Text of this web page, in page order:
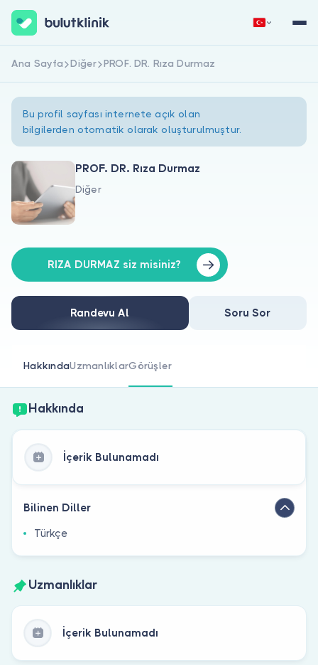
Hakkımızda
Doktorlar için
Doktor musunuz?
Hemen Kaydol Giriş Yap
Ana Sayfa Diğer PROF. DR. Rıza Durmaz
Bu profil sayfası internete açık olan
bilgilerden otomatik olarak oluşturulmuştur.
PROF. DR. Rıza Durmaz
Diğer
RIZA DURMAZ siz misiniz?
Randevu Al Soru Sor
HakkındaUzmanlıklarGörüşler
Hakkında
İçerik Bulunamadı
Bilinen Diller
Türkçe
Uzmanlıklar
İçerik Bulunamadı